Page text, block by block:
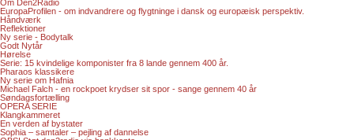
Om Den2Radio
EuropaProfilen - om indvandrere og flygtninge i dansk og europæisk perspektiv.
Håndværk
Reflektioner
Ny serie - Bodytalk
Godt Nytår
Hørelse
Serie: 15 kvindelige komponister fra 8 lande gennem 400 år.
Pharaos klassikere
Ny serie om Hafnia
Michael Falch - en rockpoet krydser sit spor - sange gennem 40 år
Søndagsfortælling
OPERA SERIE
Klangkammeret
En verden af bystater
Sophia – samtaler – pejling af dannelse